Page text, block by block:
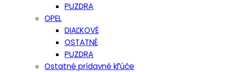
PUZDRA
OPEL
DIAĽKOVÉ
OSTATNÉ
PUZDRA
Ostatné prídavné kľúče